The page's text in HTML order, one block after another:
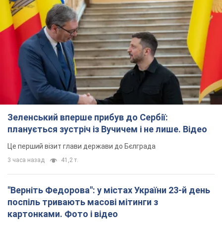
Зеленський вперше прибув до Сербії:
планується зустріч із Вучичем і не лише. Відео
Це перший візит глави держави до Бєлграда
3 часа назад 41,2 т.
"Верніть Федорова": у містах України 23-й день
поспіль тривають масові мітинги з
картонками. Фото і відео